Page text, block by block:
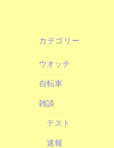
カテゴリー
ウオッチ
自転車
雑談
テスト
速報